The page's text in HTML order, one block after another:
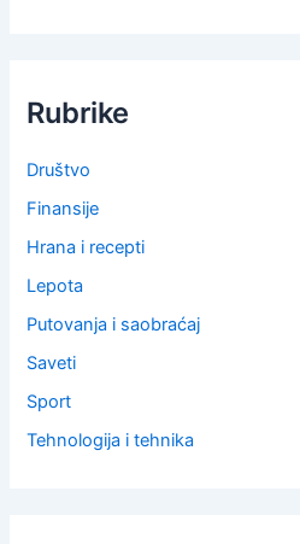
Rubrike
Društvo
Finansije
Hrana i recepti
Lepota
Putovanja i saobraćaj
Saveti
Sport
Tehnologija i tehnika